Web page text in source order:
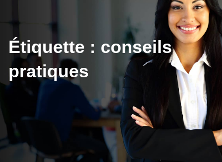
Étiquette : conseils
pratiques